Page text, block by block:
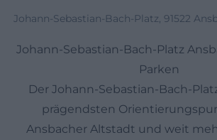
Johann-Sebastian-Bach-Platz, 91522
Johann-Sebastian-Bach-Platz
Parken
Der Johann-Sebastian-Bach-
prägendsten
Ansbacher Altstadt und weit